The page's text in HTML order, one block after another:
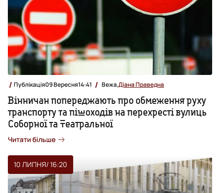
Публікація09 Вересня14:41 Вежа,Діана Праведна
Вінничан попереджають про обмеження руху
транспорту та пішоходів на перехресті вулиць
Соборної та Театральної
Читати більше
10 ЛИПНЯ/ 16:20